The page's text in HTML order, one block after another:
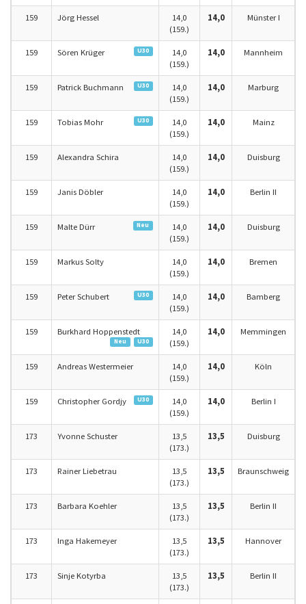
159 Jörg Hessel
14,0
(159.)
14,0 Münster I
159 Sören Krüger U30
14,0
(159.)
14,0 Mannheim
159 Patrick Buchmann U30
14,0
(159.)
14,0 Marburg
159 Tobias Mohr U30
14,0
(159.)
14,0 Mainz
159 Alexandra Schira
14,0
(159.)
14,0 Duisburg
159 Janis Döbler
14,0
(159.)
14,0 Berlin II
159 Malte Dürr Neu
14,0
(159.)
14,0 Duisburg
159 Markus Solty
14,0
(159.)
14,0 Bremen
159 Peter Schubert U30
14,0
(159.)
14,0 Bamberg
159 Burkhard Hoppenstedt
U30
Neu
14,0
(159.)
14,0 Memmingen
159 Andreas Westermeier
14,0
(159.)
14,0 Köln
159 Christopher Gordjy U30
14,0
(159.)
14,0 Berlin I
173 Yvonne Schuster
13,5
(173.)
13,5 Duisburg
173 Rainer Liebetrau
13,5
(173.)
13,5 Braunschweig
173 Barbara Koehler
13,5
(173.)
13,5 Berlin II
173 Inga Hakemeyer
13,5
(173.)
13,5 Hannover
173 Sinje Kotyrba
13,5
(173.)
13,5 Berlin II